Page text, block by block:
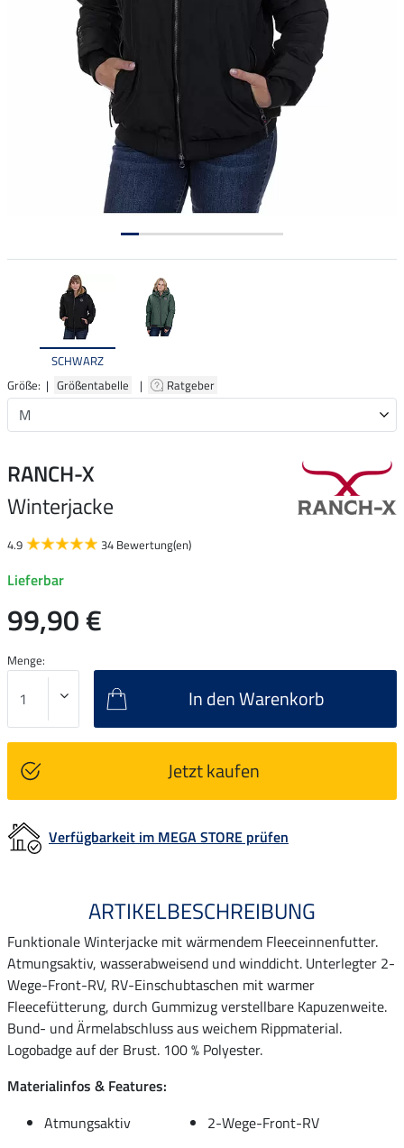
SCHWARZ
Größe: | Größentabelle | Ratgeber
RANCH-X
Winterjacke
4.9 34 Bewertung(en)
Lieferbar
99,90 €
Menge:
In den Warenkorb
Jetzt kaufen
Verfügbarkeit im MEGA STORE prüfen
ARTIKELBESCHREIBUNG
Funktionale Winterjacke mit wärmendem Fleeceinnenfutter.
Atmungsaktiv, wasserabweisend und winddicht. Unterlegter 2-
Wege-Front-RV, RV-Einschubtaschen mit warmer
Fleecefütterung, durch Gummizug verstellbare Kapuzenweite.
Bund- und Ärmelabschluss aus weichem Rippmaterial.
Logobadge auf der Brust. 100 % Polyester.
Materialinfos & Features:
Atmungsaktiv
2-Wege-Front-RV